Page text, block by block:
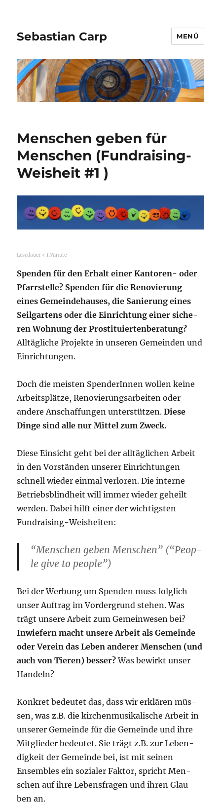
Sebastian Carp MENÜ
Menschen geben für
Menschen (Fundraising-
Weisheit #1 )
Lese­dau­er < 1Minu­te
Spen­den für den Erhalt einer Kan­to­ren- oder
Pfarr­stel­le? Spen­den für die Reno­vie­rung
eines Gemein­de­hau­ses, die Sanie­rung eines
Seil­gar­tens oder die Ein­rich­tung einer siche­
ren Woh­nung der Pro­sti­tu­ier­ten­be­ra­tung?
All­täg­li­che Pro­jek­te in unse­ren Gemein­den und
Einrichtungen.
Doch die meis­ten Spen­de­rIn­nen wol­len kei­ne
Arbeits­plät­ze, Reno­vie­rungs­ar­bei­ten oder
ande­re Anschaf­fun­gen unter­stüt­zen.Die­se
Din­ge sind alle nur Mit­tel zum Zweck.
Die­se Ein­sicht geht bei der all­täg­li­chen Arbeit
in den Vor­stän­den unse­rer Ein­rich­tun­gen
schnell wie­der ein­mal ver­lo­ren. Die inter­ne
Betriebs­blind­heit will immer wie­der geheilt
wer­den. Dabei hilft einer der wich­tigs­ten
Fundraising-Weisheiten:
“Men­schen geben Men­schen” (“Peo­p­
le give to people”)
Bei der Wer­bung um Spen­den muss folg­lich
unser Auf­trag im Vor­der­grund ste­hen. Was
trägt unse­re Arbeit zum Gemein­we­sen bei?
Inwie­fern macht unse­re Arbeit als Gemein­de
oder Ver­ein das Leben ande­rer Men­schen (und
auch von Tie­ren) bes­ser?Was bewirkt unser
Handeln?
Kon­kret bedeu­tet das, dass wir erklä­ren müs­
sen, was z.B. die kir­chen­mu­si­ka­li­sche Arbeit in
unse­rer Gemein­de für die Gemein­de und ihre
Mit­glie­der bedeu­tet. Sie trägt z.B. zur Leben­
dig­keit der Gemein­de bei, ist mit sei­nen
Ensem­bles ein sozia­ler Fak­tor, spricht Men­
schen auf ihre Lebens­fra­gen und ihren Glau­
ben an.